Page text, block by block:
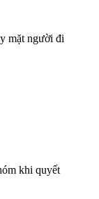
mặt người đi
khi quyết